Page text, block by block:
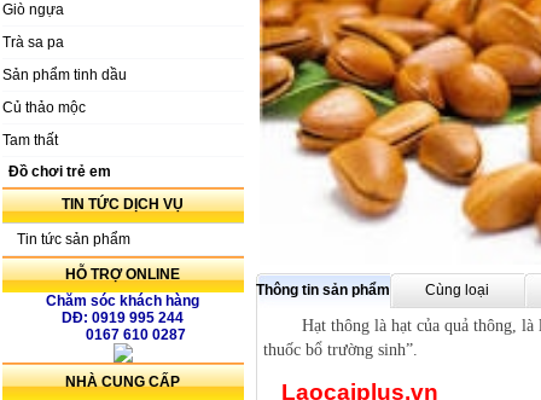
Giò ngựa
Trà sa pa
Sản phẩm tinh dầu
Củ thảo mộc
Tam thất
Đồ chơi trẻ em
TIN TỨC DỊCH VỤ
Tin tức sản phẩm
HỖ TRỢ ONLINE
Chăm sóc khách hàng
DĐ: 0919 995 244
0167 610 0287
NHÀ CUNG CẤP
Thông tin sản phẩm Cùng loại
Hạt thông là hạt của quả thông,
thuốc bổ trường sinh”.
Laocaiplus.vn